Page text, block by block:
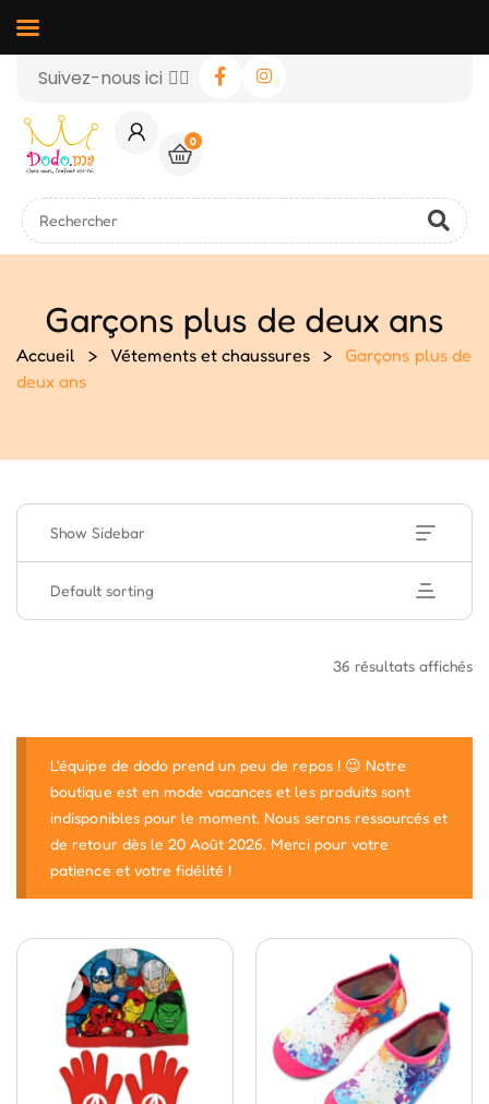
Suivez-nous ici 👉🏻
0
Garçons plus de deux ans
Accueil > Vétements et chaussures >
Garçons plus de
deux ans
Show Sidebar
Default sorting
36 résultats affichés
L'équipe de dodo prend un peu de repos ! 😉 Notre
boutique est en mode vacances et les produits sont
indisponibles pour le moment. Nous serons ressourcés et
de retour dès le 20 Août 2026. Merci pour votre
patience et votre fidélité !